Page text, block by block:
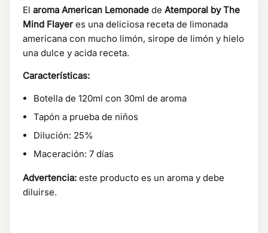
El aroma American Lemonade de Atemporal by The
Mind Flayer es una deliciosa receta de limonada
americana con mucho limón, sirope de limón y hielo
una dulce y acida receta.
Características:
Botella de 120ml con 30ml de aroma
Tapón a prueba de niños
Dilución: 25%
Maceración: 7 días
Advertencia: este producto es un aroma y debe
diluirse.